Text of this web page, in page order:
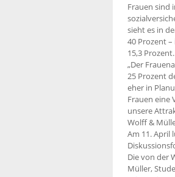
Frauen sind
sieht es in
40 Prozent
15,3 Prozent.
„Der
25 Prozent
eher in
Frauen eine
unsere
Wolff &
Am 11. April
Die von der
Müller,